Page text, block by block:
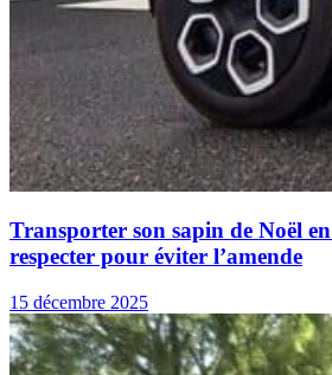
Transporter son sapin de Noël
respecter pour éviter l’amende
15 décembre 2025